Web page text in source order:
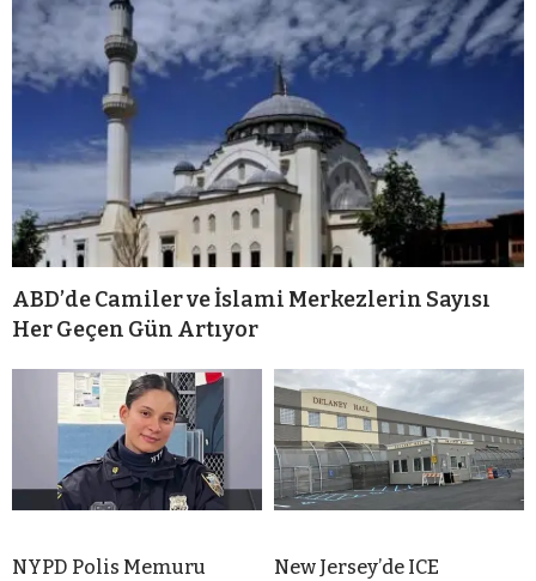
ABD’de Camiler ve İslami Merkezlerin Sayısı
Her Geçen Gün Artıyor
NYPD Polis Memuru
New Jersey’de ICE